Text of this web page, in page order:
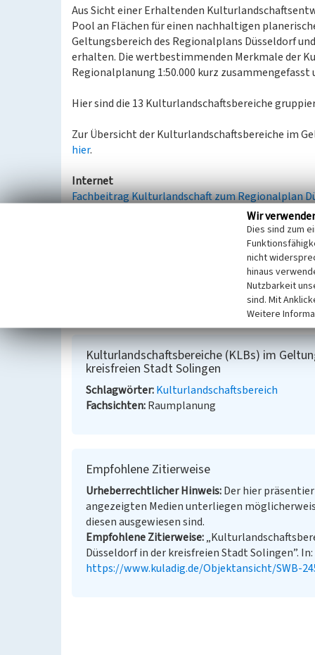
Aus Sicht einer Erhaltenden
Pool an Flächen für einen nachhaltigen
Geltungsbereich des Regionalplans Düsseldorf
erhalten. Die wertbestimmenden Merkmale der
Regionalplanung 1:50.000 kurz
Hier sind die 13 Kulturlandschaftsbereiche
Zur Übersicht der Kulturlandschaftsbereiche im
hier.
Internet
Fachbeitrag Kulturlandschaft zum Regionalplan
Landschaftsverband Rheinland (Hrsg.) (2013)
Düsseldorf. Erhaltende
http://www.kulturlandschaftsentwicklung-
Kulturlandschaftsbereiche (KLBs) im
kreisfreien Stadt Solingen
Schlagwörter Kulturlandschaftsbereich
Fachsichten Raumplanung
Empfohlene Zitierweise
Urheberrechtlicher Hinweis Der hier
angezeigten Medien unterliegen
diesen ausgewiesen sind.
Empfohlene Zitierweise
Düsseldorf in der kreisfreien Stadt Solingen”.
https://www.kuladig.de/Objektansicht/SWB-
Wir
Dies sind zum
nicht
hinaus
Nutzbarkeit
sind. Mit
Weitere